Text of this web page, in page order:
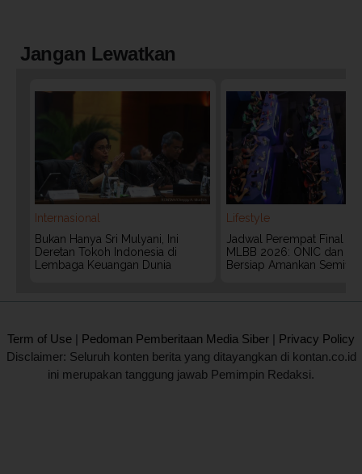
Jangan Lewatkan
Internasional
Bukan Hanya Sri Mulyani, Ini
Deretan Tokoh Indonesia di
Lembaga Keuangan Dunia
Lifestyle
Jadwal Perempat Final
MLBB 2026: ONIC dan
Bersiap Amankan
Term of Use | Pedoman Pemberitaan Media Siber | Privacy Policy
Disclaimer: Seluruh konten berita yang ditayangkan di kontan.co.id
ini merupakan tanggung jawab Pemimpin Redaksi.